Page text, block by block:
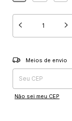
Entregas para o CEP:
Meios de envio
Não sei meu CEP